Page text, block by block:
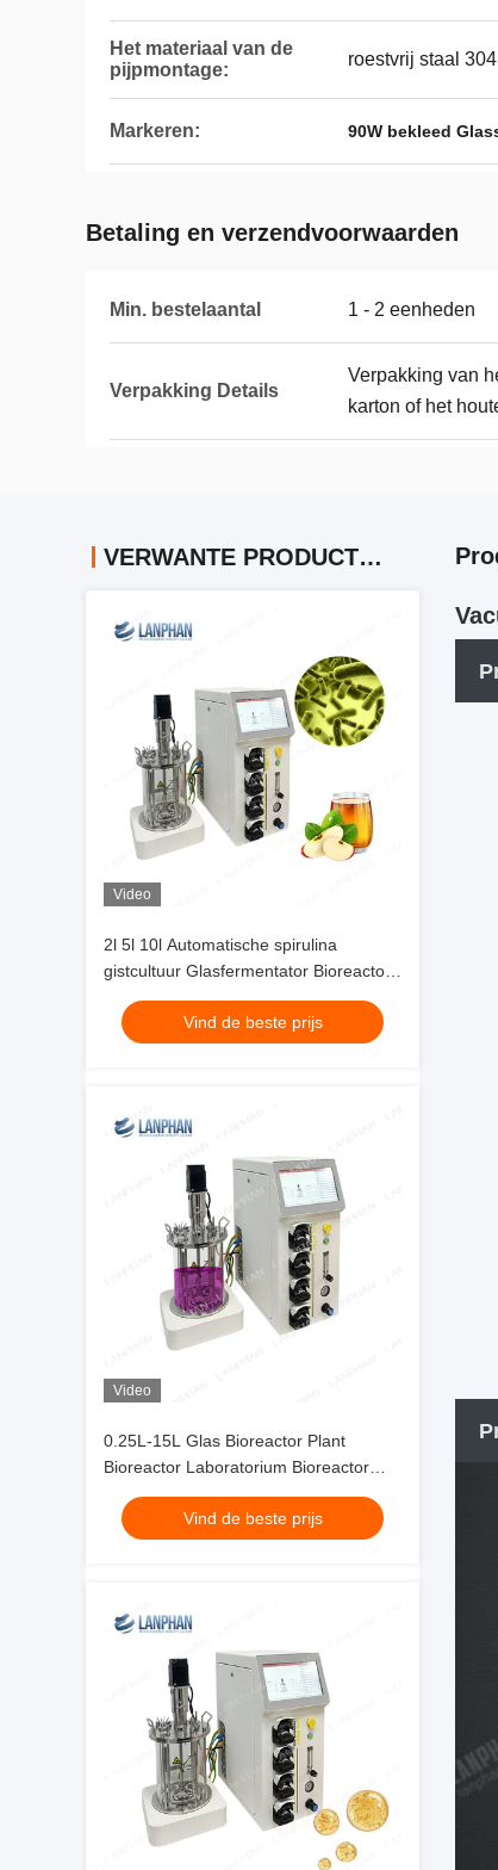
Het materiaal van de
pijpmontage:
roestvrij staal 304
Markeren: 90W bekleed
Betaling en verzendvoorwaarden
Min. bestelaantal 1 - 2 eenheden
Verpakking Details
Verpakking van
karton of het
VERWANTE PRODUCTEN
Video
2l 5l 10l Automatische spirulina
gistcultuur Glasfermentator Bioreactor
voor celcultuur
Vind de beste prijs
Video
0.25L-15L Glas Bioreactor Plant
Bioreactor Laboratorium Bioreactor
Apparatuur Voor Celcultuur
Vind de beste prijs